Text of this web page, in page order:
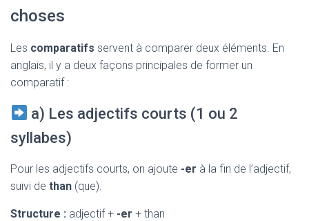
choses
Les comparatifs servent à comparer deux éléments. En
anglais, il y a deux façons principales de former un
comparatif :
a) Les adjectifs courts (1 ou 2
syllabes)
Pour les adjectifs courts, on ajoute -er à la fin de l’adjectif,
suivi de than (que).
Structure : adjectif + -er + than